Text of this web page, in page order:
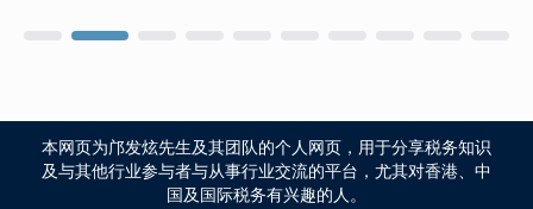
本网页为邝发炫先生及其团队的个人网页，用于分享税务知识
及与其他行业参与者与从事行业交流的平台，尤其对香港、中
国及国际税务有兴趣的人。